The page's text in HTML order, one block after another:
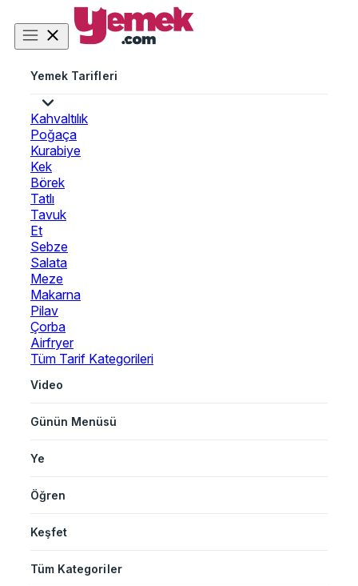
Yemek Tarifleri
Kahvaltılık
Poğaça
Kurabiye
Kek
Börek
Tatlı
Tavuk
Et
Sebze
Salata
Meze
Makarna
Pilav
Çorba
Airfryer
Tüm Tarif Kategorileri
Video
Günün Menüsü
Ye
Öğren
Keşfet
Tüm Kategoriler